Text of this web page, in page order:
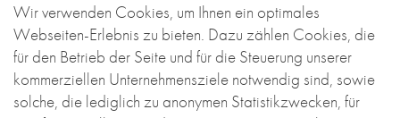
Neubau und Bestand ist hier ein Innenhof als Ort
der Mitte entstanden. Die Backsteinfassade verleiht
dem viergeschossigen Neubau ein dauerhaft
wertiges Erscheinungsbild. Ihre Materialität
korrespondiert mit der Ziegelfassade der Kirche
Wir verwenden Cookies, um Ihnen ein optimales
Webseiten-Erlebnis zu bieten. Dazu zählen Cookies, die
für den Betrieb der Seite und für die Steuerung unserer
kommerziellen Unternehmensziele notwendig sind, sowie
solche, die lediglich zu anonymen Statistikzwecken, für